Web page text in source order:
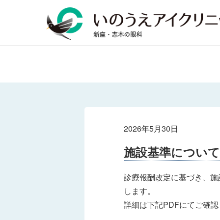
2026年5月30日
施設基準について
診療報酬改定に基づき、
します。
詳細は下記PDFにてご確認